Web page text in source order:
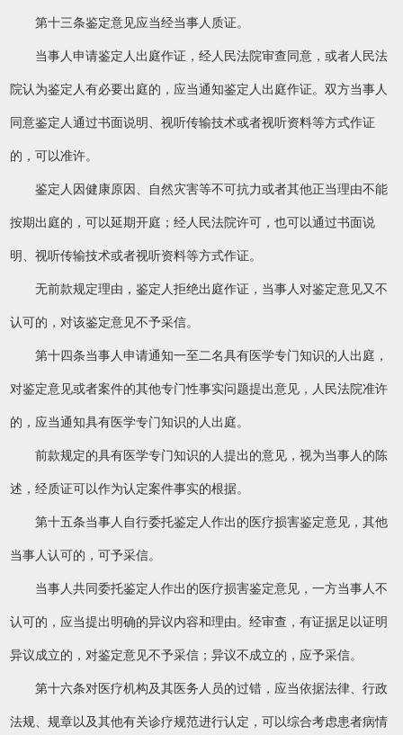
第十三条鉴定意见应当经当事人质证。
当事人申请鉴定人出庭作证，经人民法院审查同意，或者人民法
院认为鉴定人有必要出庭的，应当通知鉴定人出庭作证。双方当事人
同意鉴定人通过书面说明、视听传输技术或者视听资料等方式作证
的，可以准许。
鉴定人因健康原因、自然灾害等不可抗力或者其他正当理由不能
按期出庭的，可以延期开庭；经人民法院许可，也可以通过书面说
明、视听传输技术或者视听资料等方式作证。
无前款规定理由，鉴定人拒绝出庭作证，当事人对鉴定意见又不
认可的，对该鉴定意见不予采信。
第十四条当事人申请通知一至二名具有医学专门知识的人出庭，
对鉴定意见或者案件的其他专门性事实问题提出意见，人民法院准许
的，应当通知具有医学专门知识的人出庭。
前款规定的具有医学专门知识的人提出的意见，视为当事人的陈
述，经质证可以作为认定案件事实的根据。
第十五条当事人自行委托鉴定人作出的医疗损害鉴定意见，其他
当事人认可的，可予采信。
当事人共同委托鉴定人作出的医疗损害鉴定意见，一方当事人不
认可的，应当提出明确的异议内容和理由。经审查，有证据足以证明
异议成立的，对鉴定意见不予采信；异议不成立的，应予采信。
第十六条对医疗机构及其医务人员的过错，应当依据法律、行政
法规、规章以及其他有关诊疗规范进行认定，可以综合考虑患者病情